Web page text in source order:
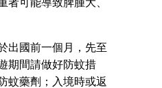
出國前一個月，先至
期間請做好防蚊措
蚊藥劑；入境時或返